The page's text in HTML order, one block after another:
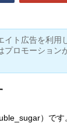
ト広告を利用
プロモーション
）で